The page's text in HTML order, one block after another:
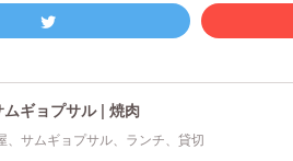
ムギョプサル | 焼肉
サムギョプサル、ランチ、貸切